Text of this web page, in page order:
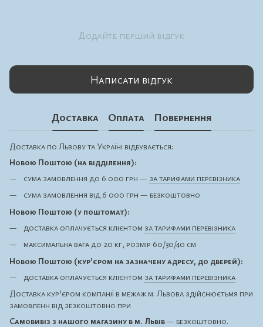
Додайте перший відгук
Написати відгук
Доставка Оплата Повернення
Доставка по Львову та Україні відбувається:
Новою Поштою (на відділення):
сума замовлення до 6 000 грн — за тарифами перевізника
сума замовлення від 6 000 грн — безкоштовно
Новою Поштою (у поштомат):
доставка оплачується клієнтом за тарифами перевізника
максимальна вага до 20 кг, розмір 60/30/40 см
Новою Поштою (кур'єром на зазначену адресу, до дверей):
доставка оплачується клієнтом за тарифами перевізника
Доставка кур'єром компанії в межаж м. Львова здійснюєтьмя при
замовленн від зезкоштовно при
Самовивіз з нашого магазину в м. Львів— безкоштовно.